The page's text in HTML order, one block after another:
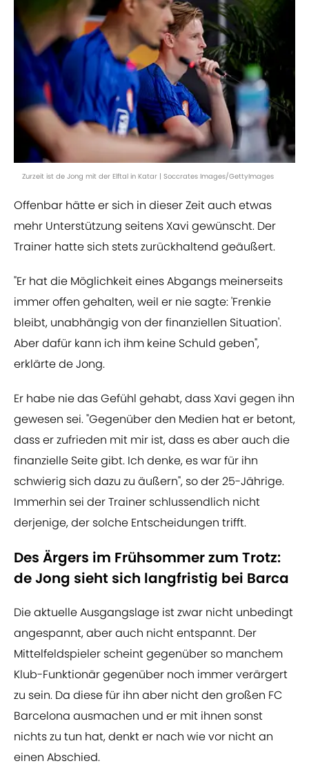
Zurzeit ist de Jong mit der Elftal in Katar | Soccrates Images/GettyImages
Offenbar hätte er sich in dieser Zeit auch etwas
mehr Unterstützung seitens Xavi gewünscht. Der
Trainer hatte sich stets zurückhaltend geäußert.
"Er hat die Möglichkeit eines Abgangs meinerseits
immer offen gehalten, weil er nie sagte: 'Frenkie
bleibt, unabhängig von der finanziellen Situation'.
Aber dafür kann ich ihm keine Schuld geben",
erklärte de Jong.
Er habe nie das Gefühl gehabt, dass Xavi gegen ihn
gewesen sei. "Gegenüber den Medien hat er betont,
dass er zufrieden mit mir ist, dass es aber auch die
finanzielle Seite gibt. Ich denke, es war für ihn
schwierig sich dazu zu äußern", so der 25-Jährige.
Immerhin sei der Trainer schlussendlich nicht
derjenige, der solche Entscheidungen trifft.
Des Ärgers im Frühsommer zum Trotz:
de Jong sieht sich langfristig bei Barca
Die aktuelle Ausgangslage ist zwar nicht unbedingt
angespannt, aber auch nicht entspannt. Der
Mittelfeldspieler scheint gegenüber so manchem
Klub-Funktionär gegenüber noch immer verärgert
zu sein. Da diese für ihn aber nicht den großen FC
Barcelona ausmachen und er mit ihnen sonst
nichts zu tun hat, denkt er nach wie vor nicht an
einen Abschied.